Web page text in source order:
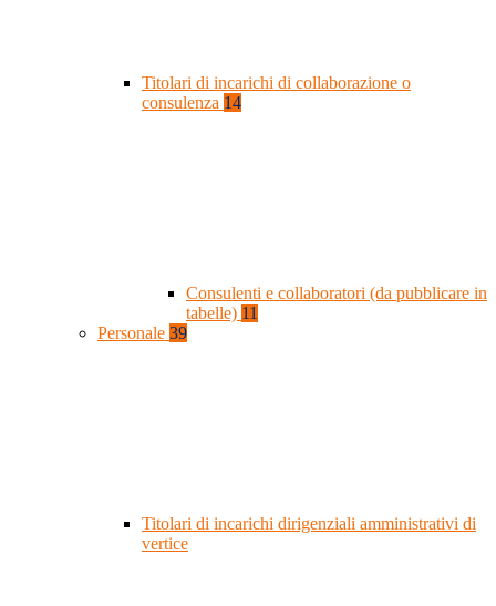
Titolari di incarichi di collaborazione o
consulenza 14
Consulenti e collaboratori (da pubblicare in
tabelle) 11
Personale 39
Titolari di incarichi dirigenziali amministrativi di
vertice